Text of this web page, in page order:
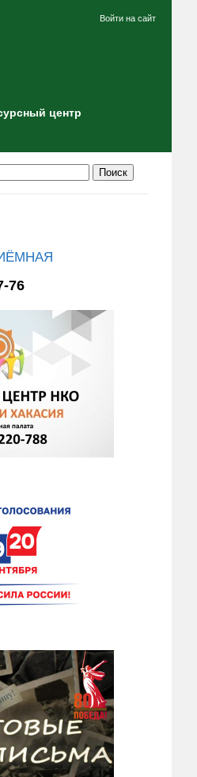
Войти на сайт
центр
76